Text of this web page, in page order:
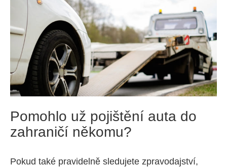
Pomohlo už pojištění auta do
zahraničí někomu?
Pokud také pravidelně sledujete zpravodajství,